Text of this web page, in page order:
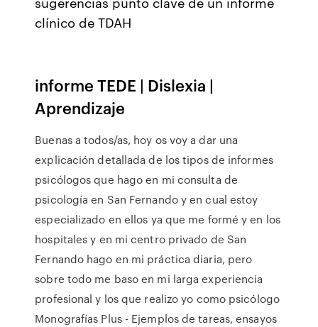
clínico de TDAH
informe TEDE | Dislexia |
Aprendizaje
Buenas a todos/as, hoy os voy a dar una
explicación detallada de los tipos de informes
psicólogos que hago en mi consulta de
psicología en San Fernando y en cual estoy
especializado en ellos ya que me formé y en los
hospitales y en mi centro privado de San
Fernando hago en mi práctica diaria, pero
sobre todo me baso en mi larga experiencia
profesional y los que realizo yo como psicólogo
Monografías Plus - Ejemplos de tareas, ensayos